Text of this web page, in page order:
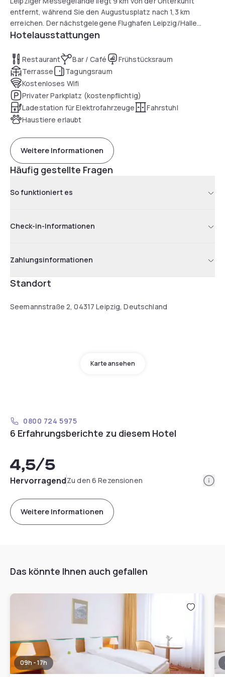
entfernt, während Sie den Augustusplatz nach 1,3 km
erreichen. Der nächstgelegene Flughafen Leipzig/Halle
befindet sich 15 km vom LÉGÈRE EXPRESS Leipzig entfernt.
Hotelausstattungen
Restaurant Bar / Café
Frühstücksraum
Terrasse
Tagungsraum
Kostenloses Wifi
Privater Parkplatz (kostenpflichtig)
Ladestation für Elektrofahrzeuge
Fahrstuhl
Haustiere erlaubt
Weitere Informationen
Häufig gestellte Fragen
So funktioniert es
Check-in-Informationen
Zahlungsinformationen
Standort
Seemannstraße 2, 04317 Leipzig, Deutschland
Karte ansehen
0800 724 5975
6 Erfahrungsberichte zu diesem Hotel
4,5/5
HervorragendZu den 6 Rezensionen
Weitere Informationen
Das könnte Ihnen auch gefallen
09h - 17h